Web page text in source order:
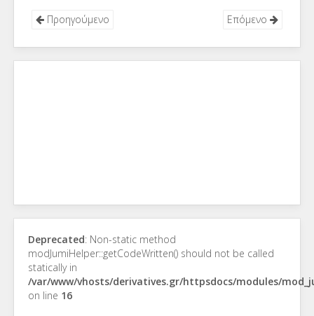
Προηγούμενο Επόμενο
Deprecated: Non-static method
modJumiHelper::getCodeWritten() should not be called
statically in
/var/www/vhosts/derivatives.gr/httpsdocs/modules/
on line 16